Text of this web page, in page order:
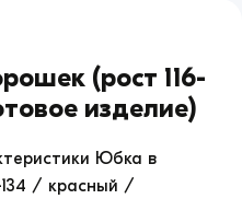
петли для
выполнена из ткани
нитей, лицевая
плотностью 160-180 г/
в разноцветный
изделие)
Юбка в
134 / красный /